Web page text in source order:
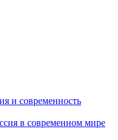
и современность
в современном мире